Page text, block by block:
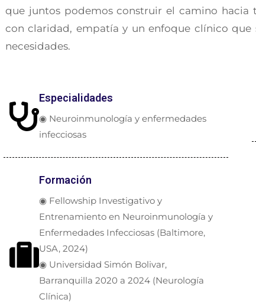
que juntos podemos construir el camino hacia
con claridad, empatía y un enfoque clínico
necesidades.
Especialidades
◉ Neuroinmunología y enfermedades
infecciosas
Formación
◉ Fellowship Investigativo y
Entrenamiento en Neuroinmunología y
Enfermedades Infecciosas (Baltimore,
USA, 2024)
◉ Universidad Simón Bolivar,
Barranquilla 2020 a 2024 (Neurología
Clínica)